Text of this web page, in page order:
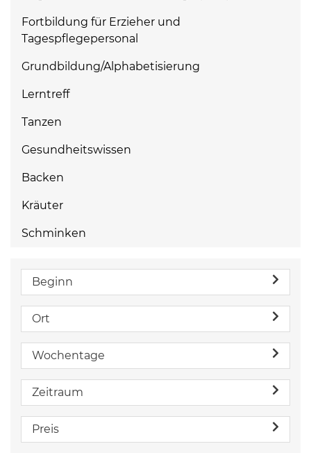
Fortbildung für Erzieher und
Tagespflegepersonal
Grundbildung/Alphabetisierung
Lerntreff
Tanzen
Gesundheitswissen
Backen
Kräuter
Schminken
Beginn
Ort
Wochentage
Zeitraum
Preis